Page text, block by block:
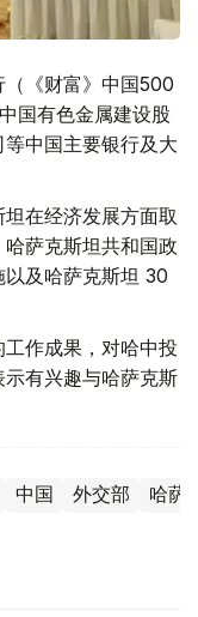
《财富》中国500
国有色金属建设股
中国主要银行及大
在经济发展方面取
萨克斯坦共和国政
及哈萨克斯坦 30
作成果，对哈中投
有兴趣与哈萨克斯
中国 外交部 哈萨